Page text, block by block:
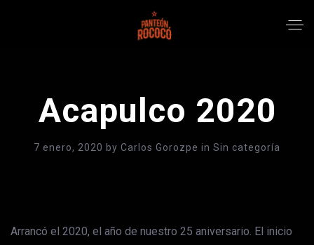
Acapulco 2020
7 enero, 2020 by Carlos Gorozpe in Sin categoría
Arrancó el 2020, el año de nuestro 25 aniversario. El inicio